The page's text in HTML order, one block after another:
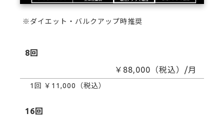
※ダイエット・バルクアップ時推奨
8回
￥88,000（税込）/月
1回 ￥11,000（税込）
16回